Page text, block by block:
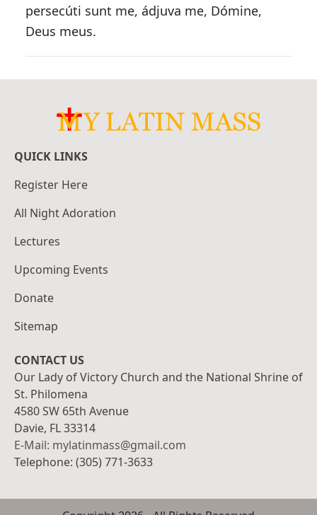
persecúti sunt me, ádjuva me, Dómine,
Deus meus.
QUICK LINKS
Register Here
All Night Adoration
Lectures
Upcoming Events
Donate
Sitemap
CONTACT US
Our Lady of Victory Church and the National Shrine of
St. Philomena
4580 SW 65th Avenue
Davie, FL 33314
E-Mail: mylatinmass@gmail.com
Telephone: (305) 771-3633